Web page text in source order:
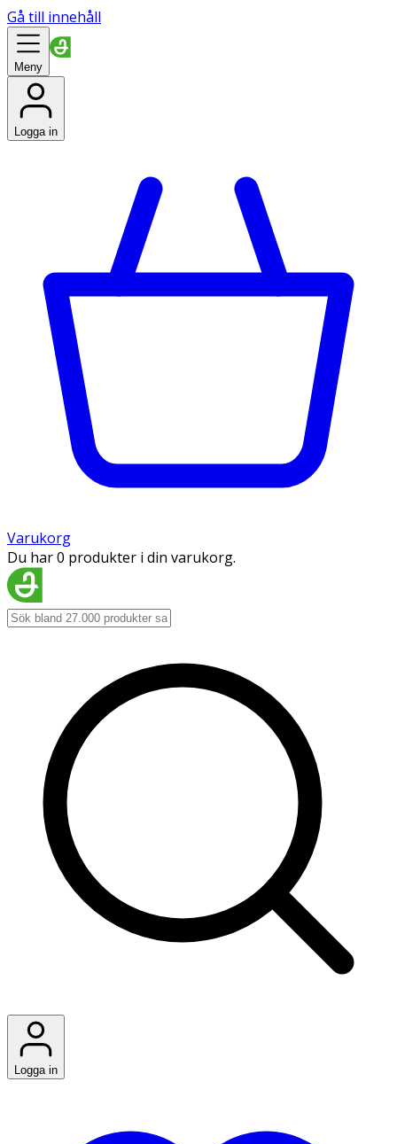
Gå till innehåll
Meny
Logga in
Varukorg
Du har 0 produkter i din varukorg.
Logga in